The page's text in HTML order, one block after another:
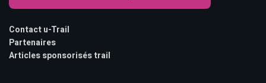
Contact u-Trail
Partenaires
Articles sponsorisés trail